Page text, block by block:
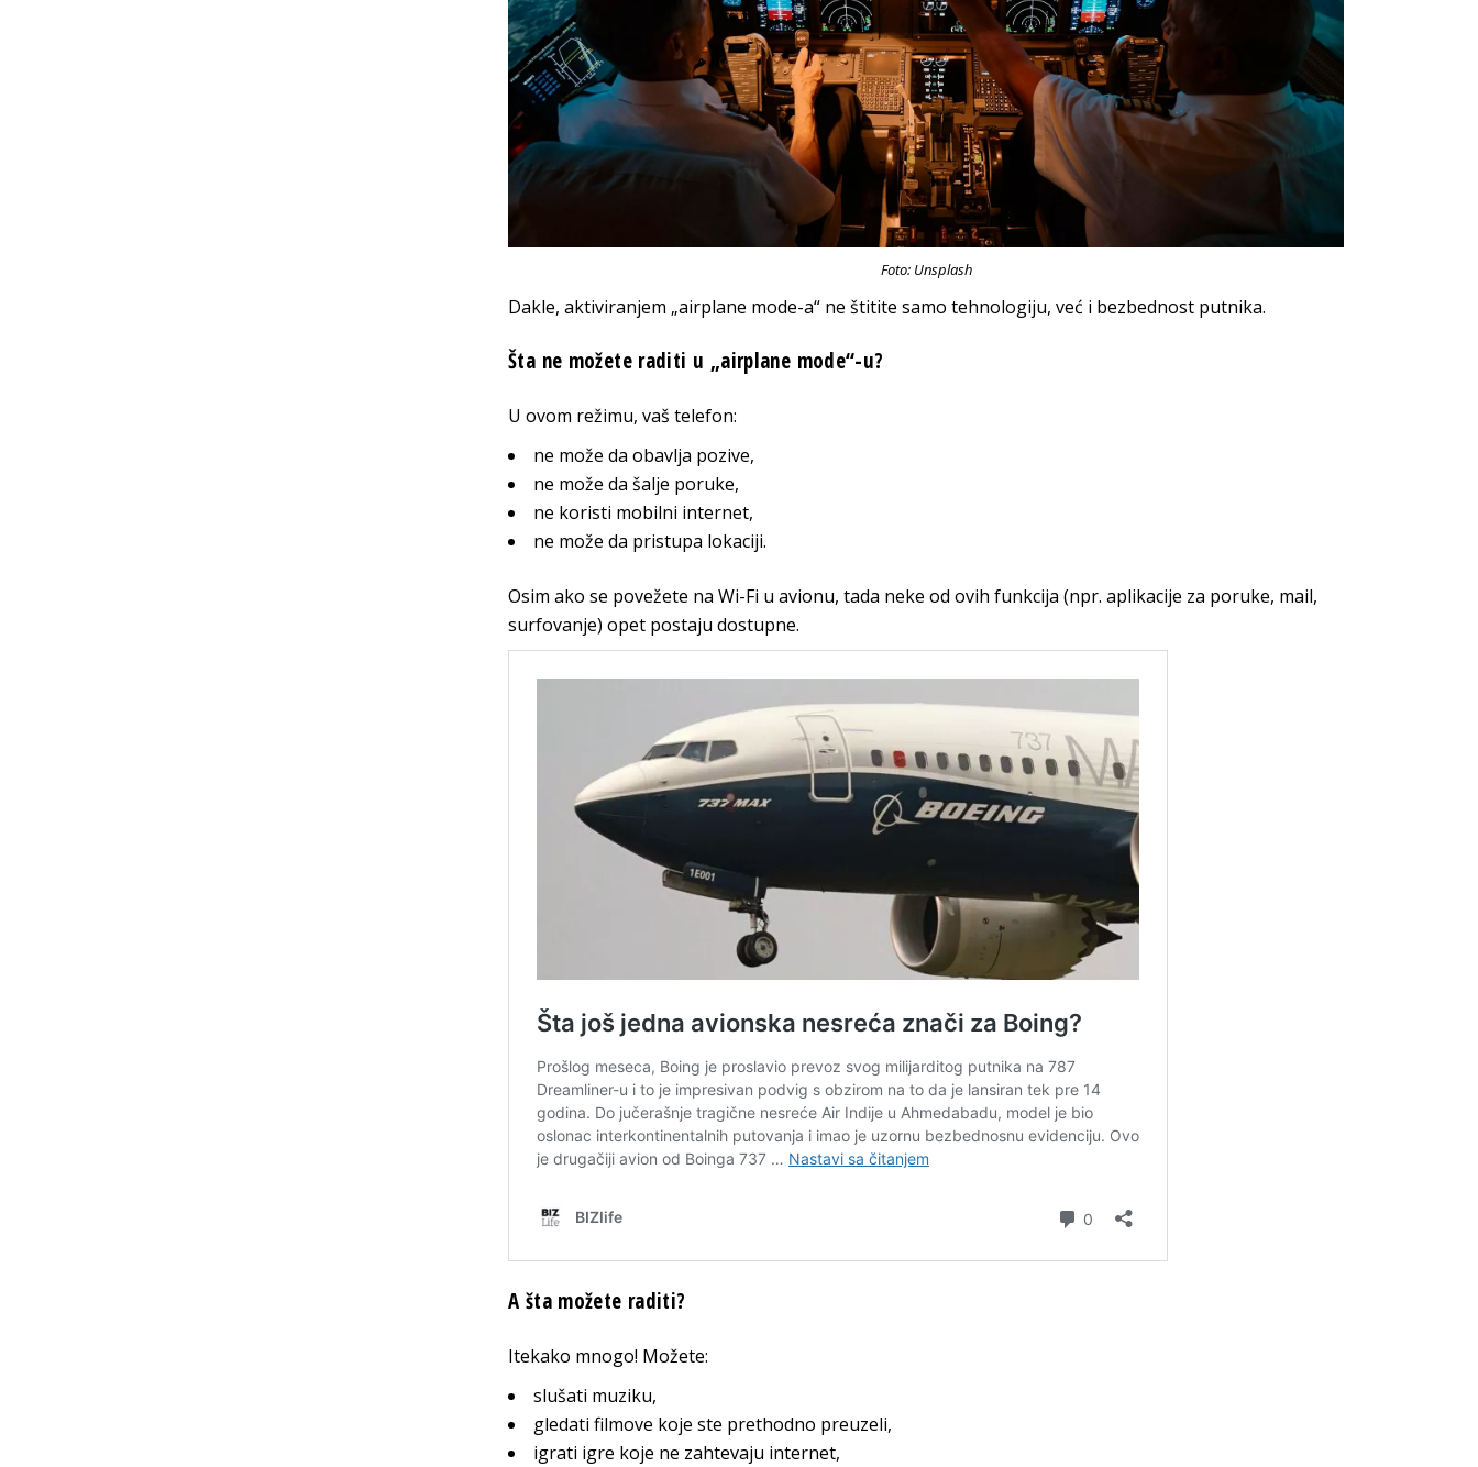
Foto: Unsplash
Dakle, aktiviranjem „airplane mode-a“ ne štitite samo tehnologiju, već i bezbednost putnika.
Šta ne možete raditi u „airplane mode“-u?
U ovom režimu, vaš telefon:
ne može da obavlja pozive,
ne može da šalje poruke,
ne koristi mobilni internet,
ne može da pristupa lokaciji.
Osim ako se povežete na Wi-Fi u avionu, tada neke od ovih funkcija (npr. aplikacije za poruke, mail,
surfovanje) opet postaju dostupne.
A šta možete raditi?
Itekako mnogo! Možete:
slušati muziku,
gledati filmove koje ste prethodno preuzeli,
igrati igre koje ne zahtevaju internet,